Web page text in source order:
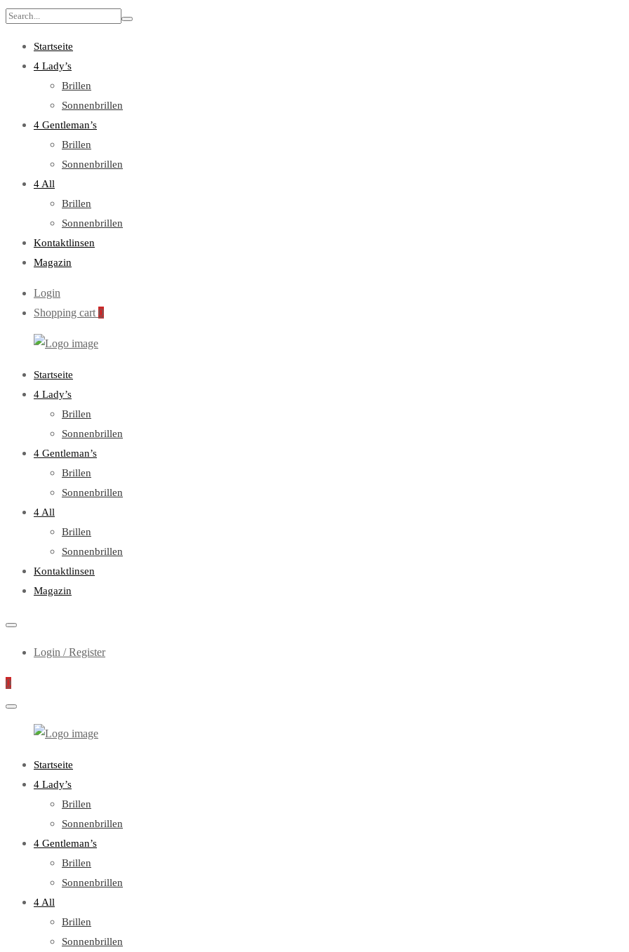
Search
Startseite
4 Lady’s
Brillen
Sonnenbrillen
4 Gentleman’s
Brillen
Sonnenbrillen
4 All
Brillen
Sonnenbrillen
Kontaktlinsen
Magazin
Login
Shopping cart 0
Primary
Menu
Startseite
4 Lady’s
Brillen
Sonnenbrillen
4 Gentleman’s
Brillen
Sonnenbrillen
4 All
Brillen
Sonnenbrillen
Kontaktlinsen
Magazin
Login / Register
0
Primary
Menu
Startseite
4 Lady’s
Brillen
Sonnenbrillen
4 Gentleman’s
Brillen
Sonnenbrillen
4 All
Brillen
Sonnenbrillen